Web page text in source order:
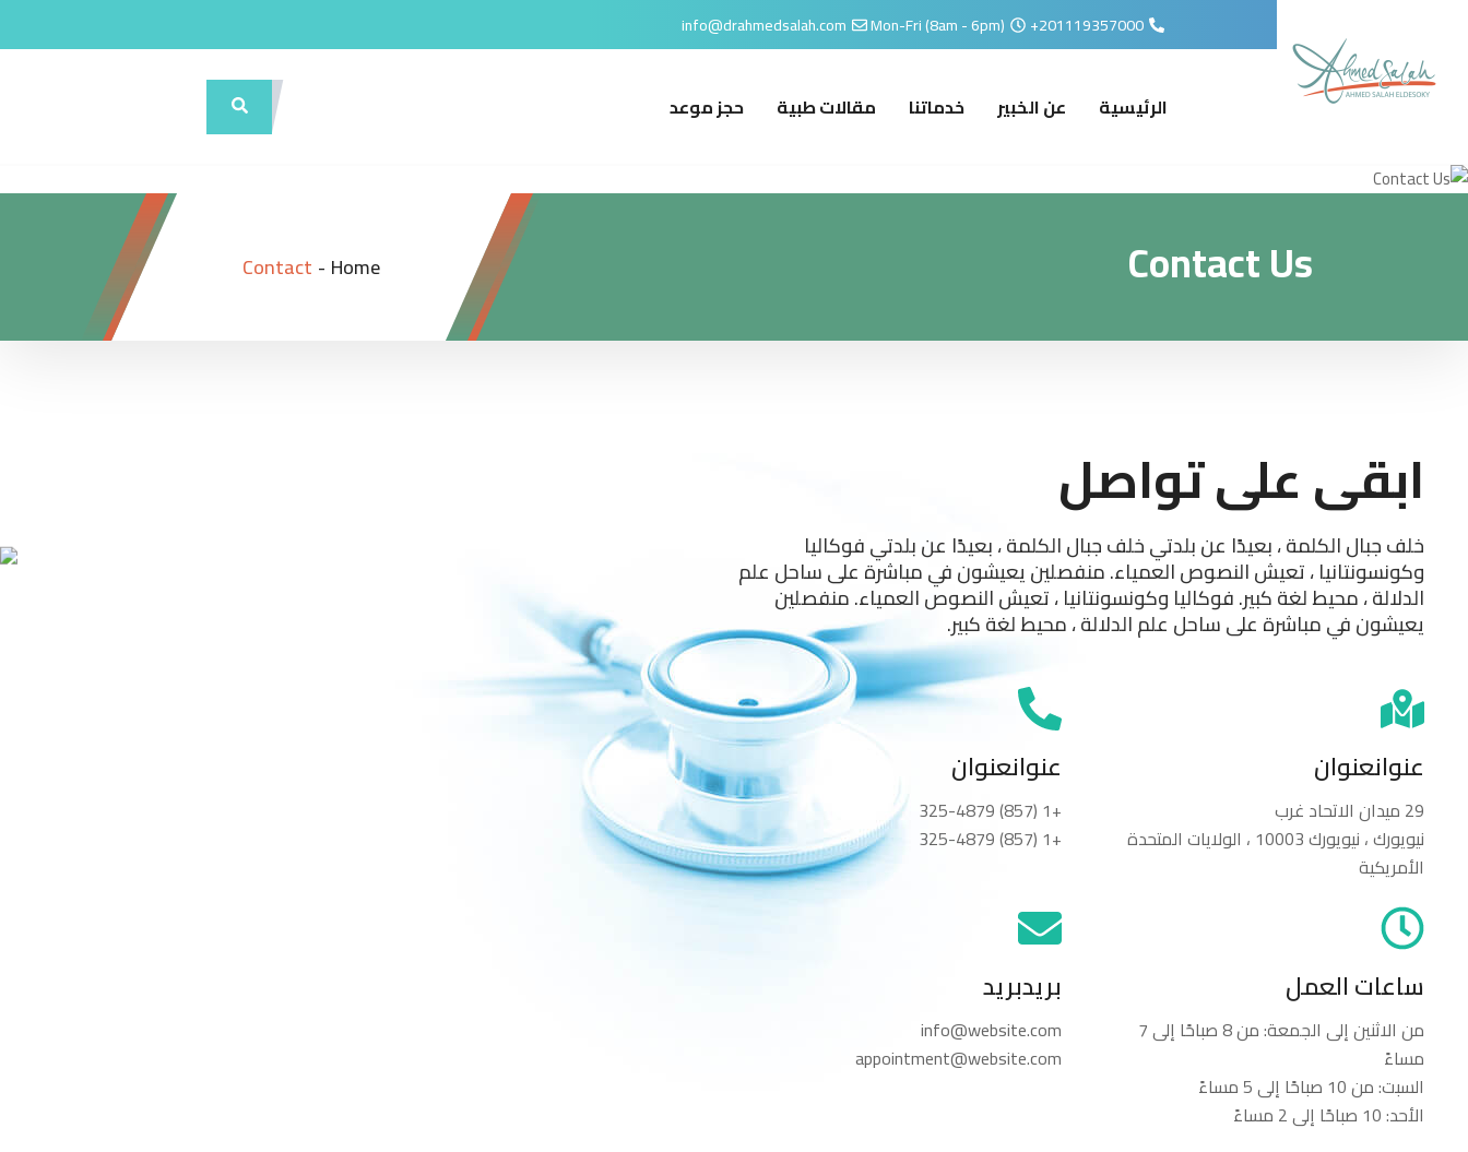
201119357000+
Mon-Fri (8am - 6pm)
info@drahmedsalah.com
الرئيسية عن الخبير خدماتنا مقالات طبية حجز موعد
Contact Us
Home
-
Contact
ابقى على تواصل
خلف جبال الكلمة ، بعيدًا عن بلدتي خلف جبال الكلمة ، بعيدًا عن بلدتي فوكاليا
وكونسونتانيا ، تعيش النصوص العمياء. منفصلين يعيشون في مباشرة على ساحل علم
الدلالة ، محيط لغة كبير. فوكاليا وكونسونتانيا ، تعيش النصوص العمياء. منفصلين
يعيشون في مباشرة على ساحل علم الدلالة ، محيط لغة كبير.
عنوانعنوان
29 ميدان الاتحاد غرب
نيويورك ، نيويورك 10003 ، الولايات المتحدة
الأمريكية
عنوانعنوان
+1 (857) 325-4879
+1 (857) 325-4879
ساعات العمل
من الاثنين إلى الجمعة: من 8 صباحًا إلى 7
مساءً
السبت: من 10 صباحًا إلى 5 مساءً
الأحد: 10 صباحًا إلى 2 مساءً
بريدبريد
info@website.com
appointment@website.com